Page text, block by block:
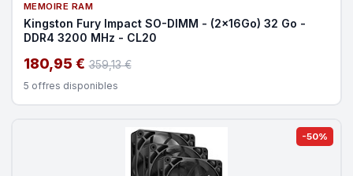
MEMOIRE RAM
Kingston Fury Impact SO-DIMM - (2x16Go) 32 Go -
DDR4 3200 MHz - CL20
180,95 € 359,13 €
5 offres disponibles
-50%